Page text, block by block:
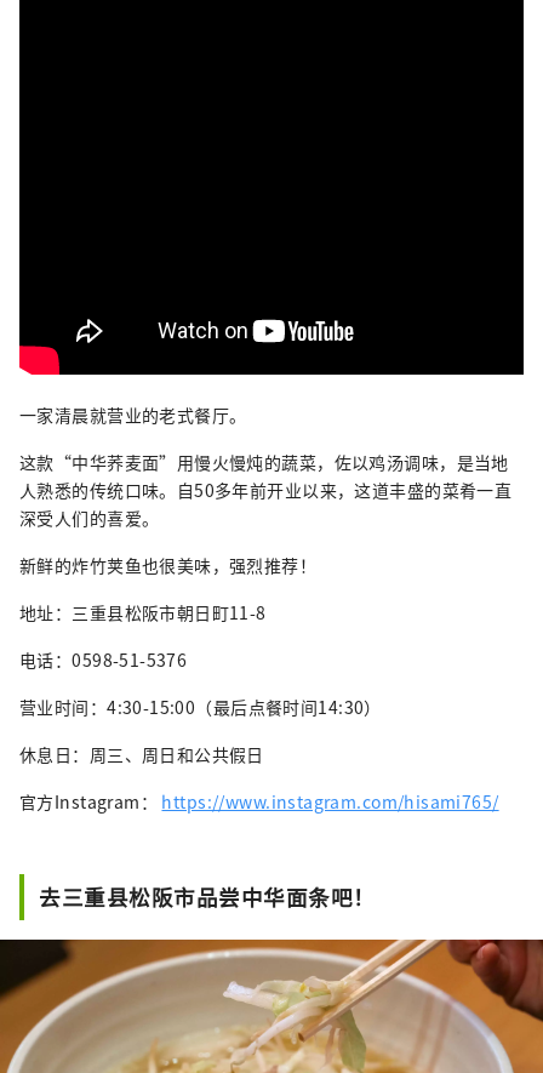
一家清晨就营业的老式餐厅。
这款“中华荞麦面”用慢火慢炖的蔬菜，佐以鸡汤调味，是当地
人熟悉的传统口味。自50多年前开业以来，这道丰盛的菜肴一直
深受人们的喜爱。
新鲜的炸竹荚鱼也很美味，强烈推荐！
地址：三重县松阪市朝日町11-8
电话：0598-51-5376
营业时间：4:30-15:00（最后点餐时间14:30）
休息日：周三、周日和公共假日
官方Instagram： https://www.instagram.com/hisami765/
去三重县松阪市品尝中华面条吧！